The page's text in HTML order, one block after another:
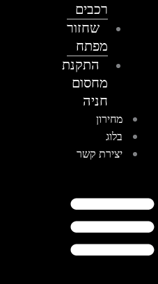
רכבים
שחזור
מפתח
התקנת
מחסום
מחירון
בלוג
יצירת קשר